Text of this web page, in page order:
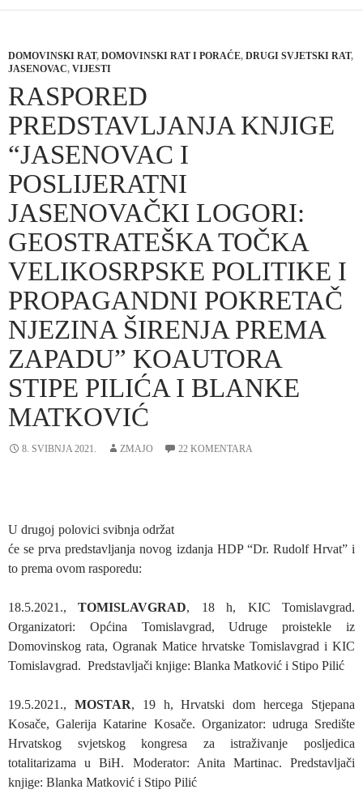
DOMOVINSKI RAT, DOMOVINSKI RAT I PORAĆE, DRUGI SVJETSKI RAT,
JASENOVAC, VIJESTI
RASPORED
PREDSTAVLJANJA KNJIGE
“JASENOVAC I
POSLIJERATNI
JASENOVAČKI LOGORI:
GEOSTRATEŠKA TOČKA
VELIKOSRPSKE POLITIKE I
PROPAGANDNI POKRETAČ
NJEZINA ŠIRENJA PREMA
ZAPADU” KOAUTORA
STIPE PILIĆA I BLANKE
MATKOVIĆ
8. SVIBNJA 2021. ZMAJO 22 KOMENTARA
U drugoj polovici svibnja održat
će se prva predstavljanja novog izdanja HDP “Dr. Rudolf Hrvat” i
to prema ovom rasporedu:
18.5.2021.,TOMISLAVGRAD, 18 h, KIC Tomislavgrad.
Organizatori: Općina Tomislavgrad, Udruge proistekle iz
Domovinskog rata, Ogranak Matice hrvatske Tomislavgrad i KIC
Tomislavgrad. Predstavljači knjige: Blanka Matković i Stipo Pilić
19.5.2021., MOSTAR, 19 h, Hrvatski dom hercega Stjepana
Kosače, Galerija Katarine Kosače. Organizator: udruga Središte
Hrvatskog svjetskog kongresa za istraživanje posljedica
totalitarizama u BiH. Moderator: Anita Martinac. Predstavljači
knjige: Blanka Matković i Stipo Pilić